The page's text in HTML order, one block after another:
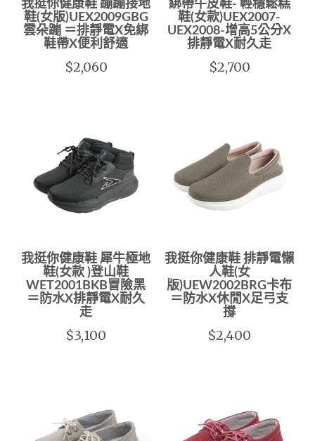
我挺你健康鞋 蹦蹦接地
鞋(女版)UEX2009GBG
雲朵蹦 ＝排靜電X免綁
鞋帶X便利舒適
$2,060
綁帶牛皮鞋- 輕穩鬆糕
鞋(女款)UEX2007-
UEX2008-增高5公分X
排靜電X耐久走
$2,700
我挺你健康鞋 犀牛極地
鞋(女款 )登山鞋
WET2001BKB冒險黑
＝防水X排靜電X耐久
走
$3,100
我挺你健康鞋 排靜電懶
人鞋(女
版)UEW2002BRG卡布
＝防水X休閒X足弓支
撐
$2,400